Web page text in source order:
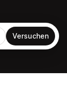
Versuchen